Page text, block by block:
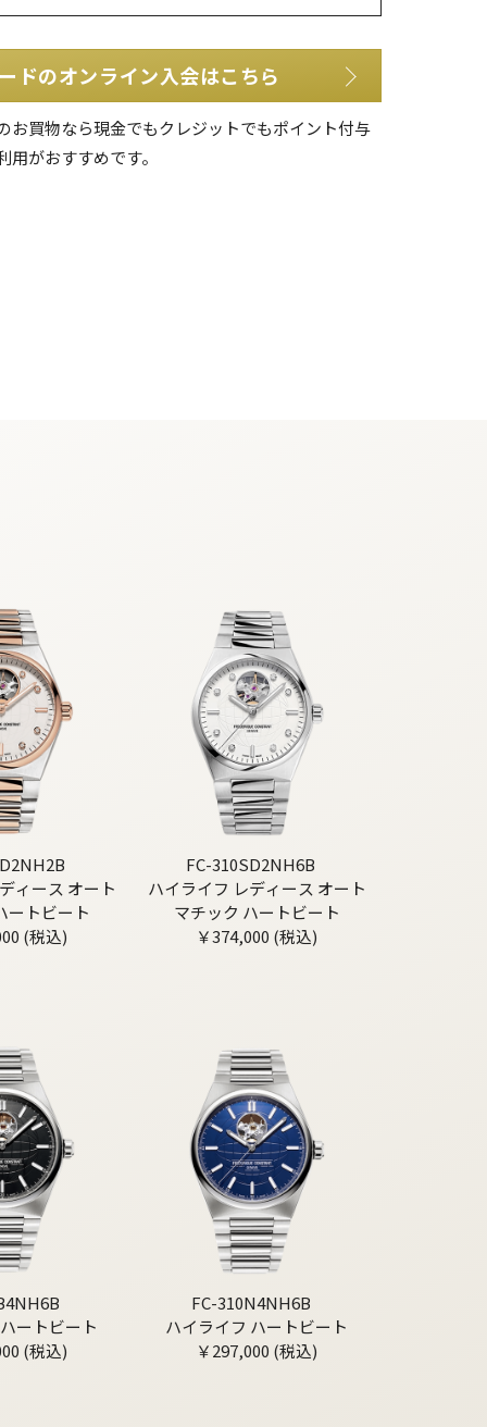
ドのオンライン入会はこちら
お買物なら現金でもクレジットでもポイント付与
がおすすめです。
ィース オート
ートビート
(税込)
FC-310SD2NH6B
ハイライフ レディース オート
マチック ハートビート
￥374,000 (税込)
ートビート
(税込)
FC-310N4NH6B
ハイライフ ハートビート
￥297,000 (税込)